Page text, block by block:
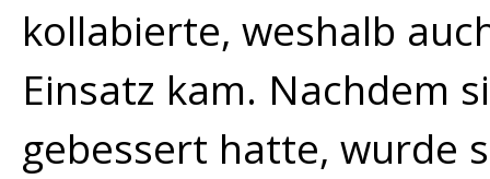
kollabierte, weshalb
Einsatz kam. Nachdem
gebessert hatte, wurde